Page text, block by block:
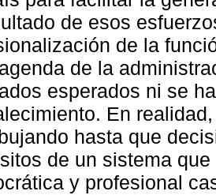
de esos
de la
de la
esperados ni se
En
hasta que
de un sistema
y profesional